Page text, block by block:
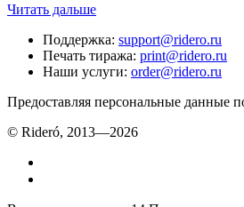
Читать дальше
Поддержка: support@ridero.ru
Печать тиража: print@ridero.ru
Наши услуги: order@ridero.ru
Предоставляя персональные данные
© Rideró, 2013—2026